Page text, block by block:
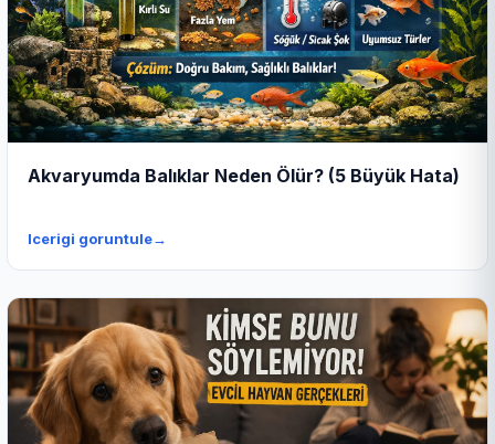
Akvaryumda Balıklar Neden Ölür? (5 Büyük Hata)
Icerigi goruntule→